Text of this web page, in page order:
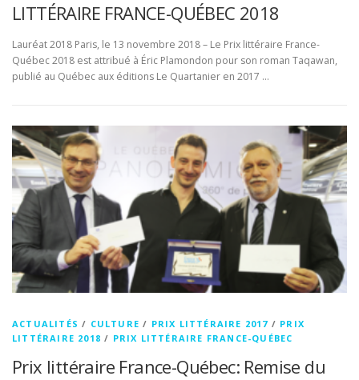
LITTÉRAIRE FRANCE-QUÉBEC 2018
Lauréat 2018 Paris, le 13 novembre 2018 – Le Prix littéraire France-
Québec 2018 est attribué à Éric Plamondon pour son roman Taqawan,
publié au Québec aux éditions Le Quartanier en 2017 …
ACTUALITÉS / CULTURE / PRIX LITTÉRAIRE 2017 / PRIX
LITTÉRAIRE 2018 / PRIX LITTÉRAIRE FRANCE-QUÉBEC
Prix littéraire France-Québec: Remise du